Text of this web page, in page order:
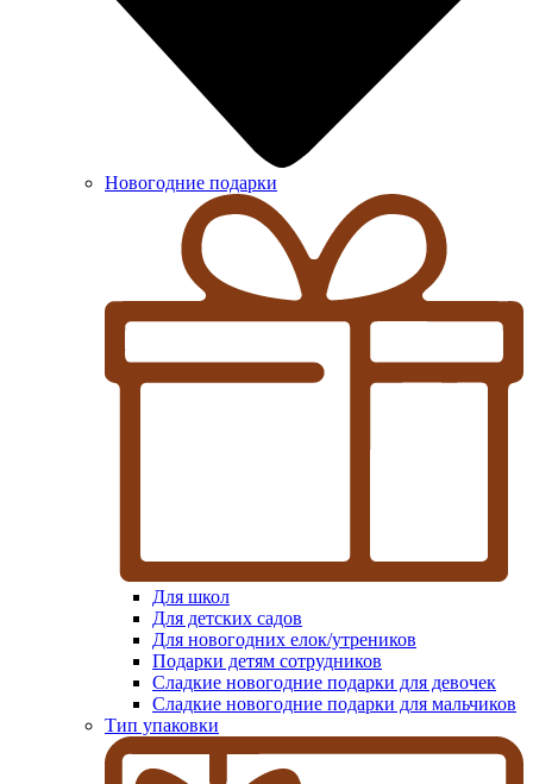
Новогодние подарки
Для школ
Для детских садов
Для новогодних елок/утреников
Подарки детям сотрудников
Сладкие новогодние подарки для девочек
Сладкие новогодние подарки для мальчиков
Тип упаковки